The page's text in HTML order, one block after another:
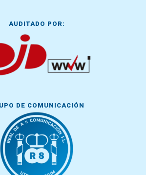
AUDITADO POR:
DE COMUNICACIÓN